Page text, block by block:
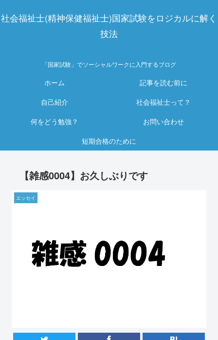
社会福祉士(精神保健福祉士)国家試験をロジカルに解く
技法
「国家試験」でソーシャルワークに入門するブログ
ホーム
記事を読む前に
自己紹介
社会福祉士って？
何をどう勉強？
お問い合わせ
短期合格のために
【雑感0004】お久しぶりです
エッセイ